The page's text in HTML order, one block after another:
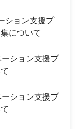
ション支援プ
について
ション支援プ
ション支援プ